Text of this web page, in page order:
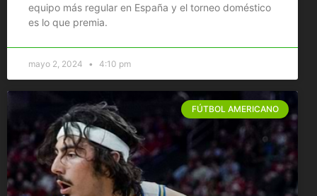
equipo más regular en España y el torneo doméstico
es lo que premia.
mayo 2, 2024 4:10 pm
FÚTBOL AMERICANO